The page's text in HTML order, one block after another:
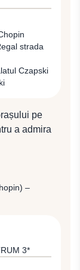
orașului.
strada
Czapski
pe
a admira
“un
de-Al
a fost inclus
anul 1980.
ani din viață
deseori
peste tot în
–
3*